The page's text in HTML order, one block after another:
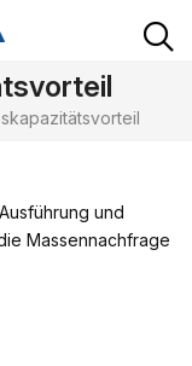
und
Massennachfrage